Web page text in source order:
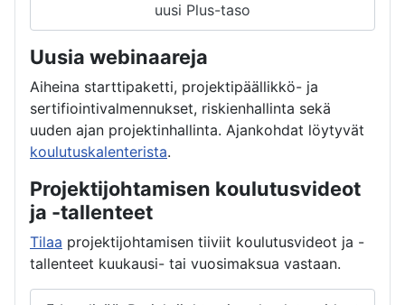
uusi Plus-taso
Uusia webinaareja
Aiheina starttipaketti, projektipäällikkö- ja
sertifiointivalmennukset, riskienhallinta sekä
uuden ajan projektinhallinta. Ajankohdat löytyvät
koulutuskalenterista.
Projektijohtamisen koulutusvideot
ja -tallenteet
Tilaa projektijohtamisen tiiviit koulutusvideot ja -
tallenteet kuukausi- tai vuosimaksua vastaan.